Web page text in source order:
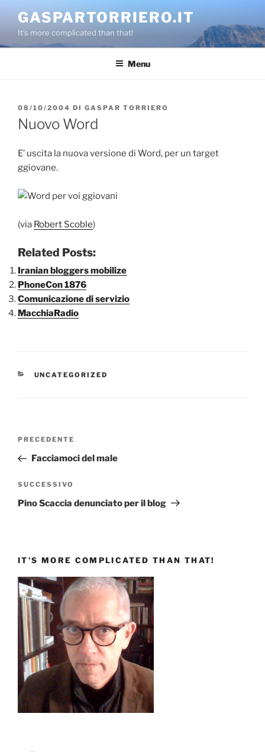
contenuto
GASPARTORRIERO.IT
It's more complicated than that!
Menu
PUBBLICATO
IL
08/10/2004 DI GASPAR TORRIERO
Nuovo Word
E’ uscita la nuova versione di Word, per un target
ggiovane.
(via Robert Scoble)
Related Posts:
Iranian bloggers mobilize
PhoneCon 1876
Comunicazione di servizio
MacchiaRadio
CATEGORIE
UNCATEGORIZED
Navigazione
Articolo
precedente:
PRECEDENTE
Facciamoci del male
Articolo
successivo
SUCCESSIVO
Pino Scaccia denunciato per il blog
IT’S MORE COMPLICATED THAN THAT!